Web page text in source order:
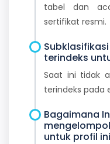
tabel dan
sertifikat resmi.
terindeks
Saat ini tidak
terindeks pada
Bagaimana
untuk profil